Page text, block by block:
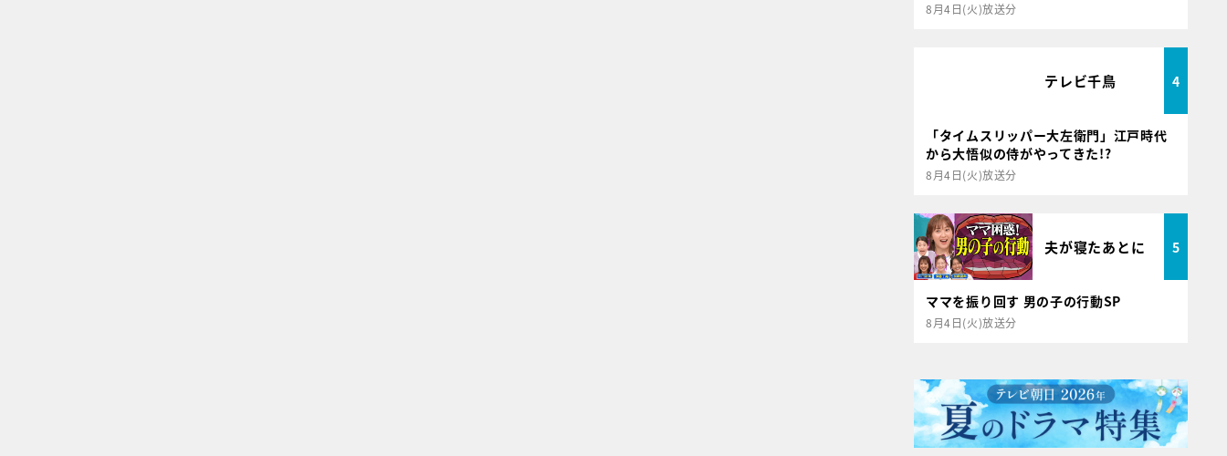
8月4日(火)放送分
テレビ千鳥 4
「タイムスリッパー大左衛門」江戸時代
から大悟似の侍がやってきた!?
8月4日(火)放送分
夫が寝たあとに 5
ママを振り回す 男の子の行動SP
8月4日(火)放送分